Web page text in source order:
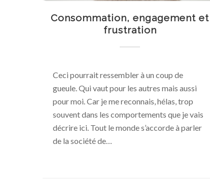
Consommation, engagement et
frustration
Ceci pourrait ressembler à un coup de
gueule. Qui vaut pour les autres mais aussi
pour moi. Car je me reconnais, hélas, trop
souvent dans les comportements que je vais
décrire ici. Tout le monde s’accorde à parler
de la société de…